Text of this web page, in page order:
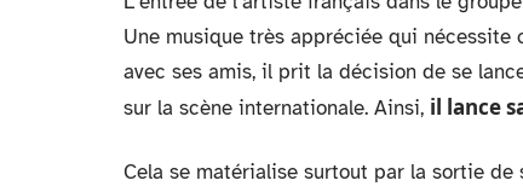
Une musique très appréciée qui
avec ses amis, il prit la décision de se
sur la scène internationale. Ainsi, il lance
Cela se matérialise surtout par la sortie